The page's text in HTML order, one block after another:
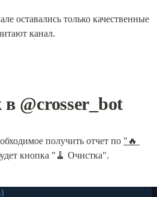
оставались только качественные
канал.
@crosser_bot
получить отчет по "🔥
кнопка "🧹 Очистка".